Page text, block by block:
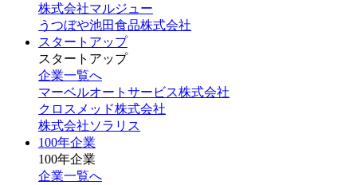
株式会社マルジュー
うつぼや池田食品株式会社
スタートアップ
スタートアップ
企業一覧へ
マーベルオートサービス株式会社
クロスメッド株式会社
株式会社ソラリス
100年企業
100年企業
企業一覧へ